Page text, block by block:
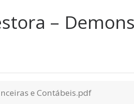
–
e Contábeis.pdf